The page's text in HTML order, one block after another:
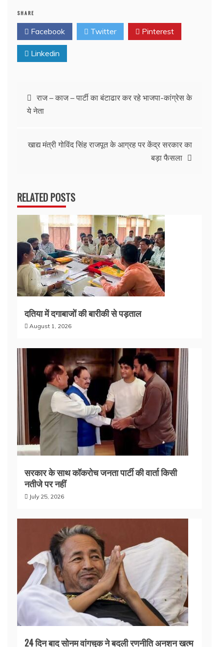
SHARE
Facebook Twitter Pinterest
Linkedin
Post
navigation
राज – काज – पार्टी का बंटाढार कर रहे भाजपा-कांग्रेस के
ये नेता
खाद्य मंत्री गोविंद सिंह राजपूत के आग्रह पर केंद्र सरकार का
बड़ा फैसला
RELATED POSTS
दतिया में दगाबाजों की बारीकी से पड़ताल
August 1, 2026
सरकार के साथ कॉकरोच जनता पार्टी की वार्ता किसी
नतीजे पर नहीं
July 25, 2026
24 दिन बाद सोनम वांगचुक ने बदली रणनीति अनशन खत्म